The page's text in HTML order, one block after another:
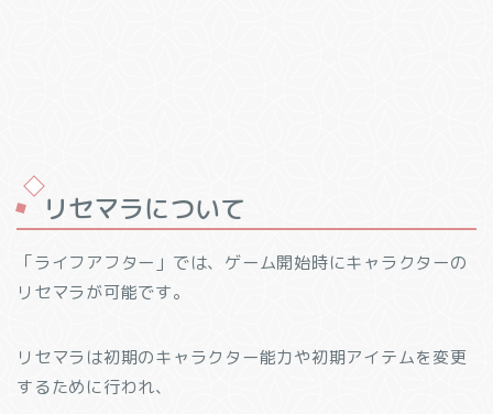
リセマラについて
「ライフアフター」では、ゲーム開始時にキャラクターの
リセマラが可能です。
リセマラは初期のキャラクター能力や初期アイテムを変更
するために行われ、